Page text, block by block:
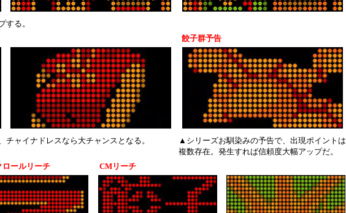
する。
餃子群予告
ャイナドレスなら大チャンスとなる。
▲シリーズお馴染みの予告で、出現ポイントは
複数存在。発生すれば信頼度大幅アップだ。
ロールリーチ CMリーチ